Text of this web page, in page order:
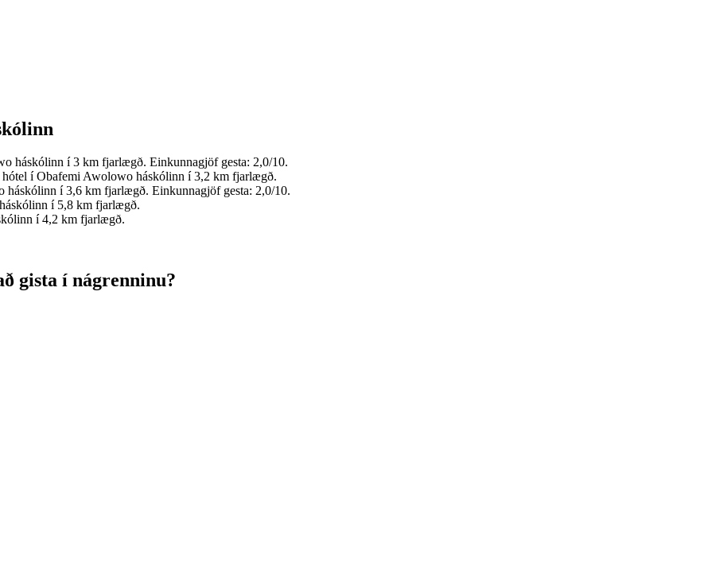
háskólinn í 3 km fjarlægð. Einkunnagjöf gesta: 2,0/10.
í Obafemi Awolowo háskólinn í 3,2 km fjarlægð.
í 3,6 km fjarlægð. Einkunnagjöf gesta: 2,0/10.
í 5,8 km fjarlægð.
í 4,2 km fjarlægð.
gista í nágrenninu?